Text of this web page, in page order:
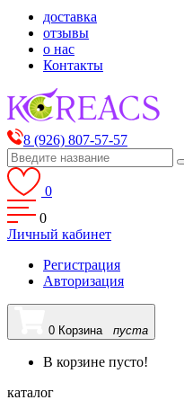
доставка
отзывы
о нас
Контакты
8 (926) 807-57-57
0
0
Личный кабинет
Регистрация
Авторизация
0 Корзина пуста
В корзине пусто!
каталог